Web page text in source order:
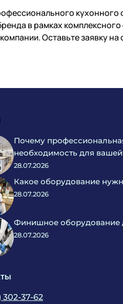
кухонного
в рамках
Оставьте заявку на
Почему
необходимость для
28.07.2026
Какое оборудование
28.07.2026
Финишное оборудование
28.07.2026
302-37-62